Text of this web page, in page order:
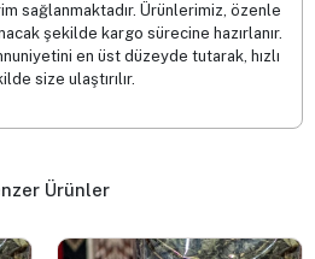
sağlanmaktadır. Ürünlerimiz, özenle
şekilde kargo sürecine hazırlanır.
en üst düzeyde tutarak, hızlı
size ulaştırılır.
Ürünler